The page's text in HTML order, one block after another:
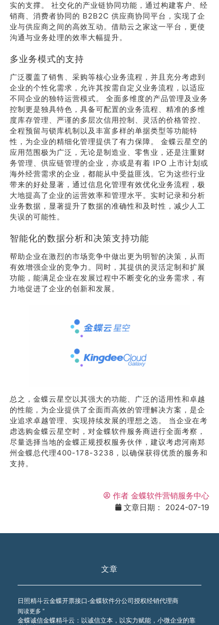
实的支撑。 社交化的产业链协同功能，通过构建客户、经
销商、消费者协同的 B2B2C 供应商协同平台，实现了企
业与供应商之间的高效互动。借助云之家这一平台，更使
沟通与业务处理的效率大幅提升。
多业务模式的支持
广泛覆盖了销售、采购等核心业务流程，并且充分考虑到
企业的个性化需求，允许其按需自定义业务流程，以适应
不同企业的独特运营模式。 全面多维度的产品管理及业务
控制更是独具特色，具备可配置的业务流程、精准的多维
度库存管理、严谨的多层次信用控制、灵活的价格管控、
全程预留与锁库机制以及丰富多样的单据类型等功能特
性，为企业的精细化管理提供了有力保障。 金蝶云星空的
应用范围极为广泛，无论是制造业、零售业，还是注重财
务管理、供应链管理的企业，亦或是有着 IPO 上市计划或
海外经营需求的企业，都能从中受益匪浅。它为这些行业
带来的好处显著，通过信息化管理有效优化业务流程，极
大地提高了企业的运营效率和管理水平。实时记录和分析
业务数据，显著提升了数据的准确性和及时性，减少人工
失误的可能性。
智能化的数据分析和决策支持功能
帮助企业在激烈的市场竞争中做出更为明智的决策，从而
有效增强企业的竞争力。同时，其提供的灵活定制和扩展
功能，能满足企业在发展过程中不断变化的业务需求，有
力地促进了企业的创新和发展。
总之，金蝶云星空以其强大的功能、广泛的适用性和卓越
的性能，为企业提供了全面而高效的管理解决方案，是企
业追求卓越管理、实现持续发展的理想之选。 当企业在考
虑选购金蝶云星空时，对金蝶软件服务商进行全面考察，
尽量选择当地的金蝶正规授权服务伙伴，建议考虑河南郑
州金蝶总代理400-178-3238，以确保获得优质的服务和
支持。
作者 金蝶软件营销服务中心
文章日期：
2024-07-19
文章
日照精斗云金蝶开票接口-金蝶软件分公司授权经销代理商
阅读更多 ”
金蝶诚信金蝶精斗云：以诚信立本，以实力赋能，小微企业的靠